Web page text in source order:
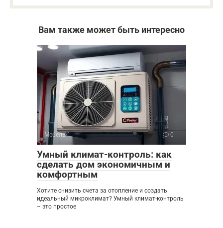
Вам также может быть интересно
Мебель 0
Умный климат-контроль: как
сделать дом экономичным и
комфортным
Хотите снизить счета за отопление и создать
идеальный микроклимат? Умный климат-контроль
– это простое